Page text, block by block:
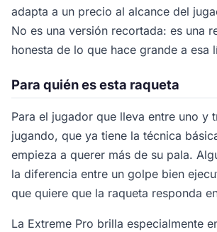
adapta a un precio al alcance del
No es una versión recortada: es una
honesta de lo que hace grande a esa
Para quién es esta raqueta
Para el jugador que lleva entre uno y
jugando, que ya tiene la técnica
empieza a querer más de su pala.
la diferencia entre un golpe bien
que quiere que la raqueta responda
La Extreme Pro brilla especialmente